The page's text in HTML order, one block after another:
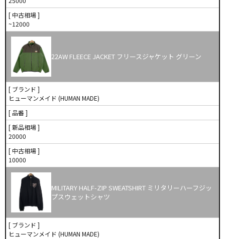
[ 中古相場 ]
~12000
22AW FLEECE JACKET フリースジャケット グリーン
[ ブランド ]
ヒューマンメイド (HUMAN MADE)
[ 品番 ]
[ 新品相場 ]
20000
[ 中古相場 ]
10000
MILITARY HALF-ZIP SWEATSHIRT ミリタリーハーフジッ
プスウェットシャツ
[ ブランド ]
ヒューマンメイド (HUMAN MADE)